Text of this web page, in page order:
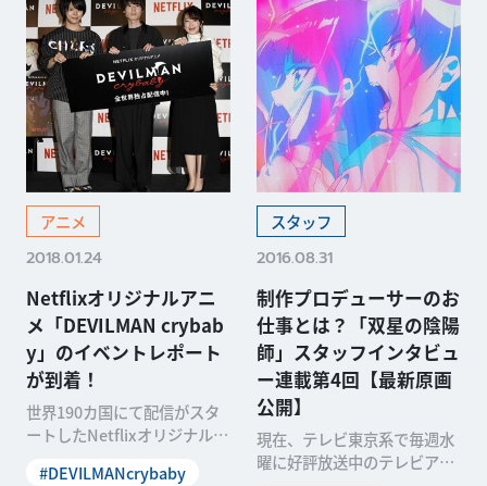
アニメ
2018.01.24
Netflixオリジナルアニ
メ「DEVILMAN crybab
y」のイベントレポート
が到着！
世界190カ国にて配信がスタ
ートしたNetflixオリジナルア
#DEVILMANcrybaby
スタッフ
2016.08.31
制作プロデューサーのお
仕事とは？「双星の陰陽
師」スタッフインタビュ
ー連載第4回【最新原画
公開】
現在、テレビ東京系で毎週水
曜に好評放送中のテレビアニ